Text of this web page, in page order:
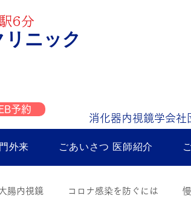
6分
ニック
予約
消化器内視鏡学会社
外来 ごあいさつ 医師紹介
腸内視鏡 コロナ感染を防ぐには